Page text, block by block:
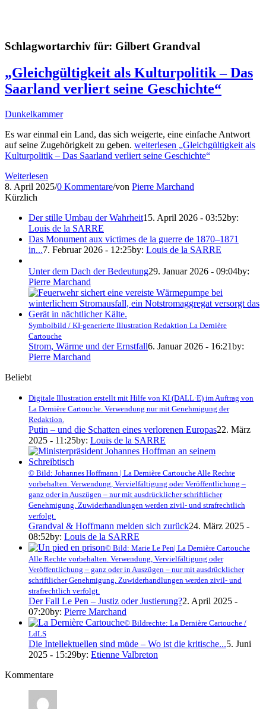
Schlagwortarchiv für: Gilbert Grandval
„Gleichgültigkeit als Kulturpolitik – Das
Saarland verliert seine Geschichte“
Dunkelkammer
Es war einmal ein Land, das sich weigerte, eine einfache Antwort
auf seine Zugehörigkeit zu geben. weiterlesen „Gleichgültigkeit als
Kulturpolitik – Das Saarland verliert seine Geschichte“
Weiterlesen
8. April 2025/0 Kommentare/von Pierre Marchand
Kürzlich
Der stille Umbau der Wahrheit15. April 2026 - 03:52by:
Louis de la SARRE
Das Monument aux victimes de la guerre de 1870–1871
in...7. Februar 2026 - 12:25by: Louis de la SARRE
Unter dem Dach der Bedeutung29. Januar 2026 - 09:04by:
Pierre Marchand
Symbolbild / KI-generierte Illustration Redaktion La Dernière
Cartouche
Strom, Wärme und der Ernstfall6. Januar 2026 - 16:21by:
Pierre Marchand
Beliebt
Digitale Illustration erstellt mit Hilfe von KI (DALL·E) im Auftrag von
La Dernière Cartouche. Verwendung nur mit Genehmigung der
Redaktion.
Putin – und die Schatten eines verlorenen Europas22. März
2025 - 11:25by: Louis de la SARRE
© Bild: Johannes Hoffmann | La Dernière Cartouche Alle Rechte
vorbehalten. Verwendung, Vervielfältigung oder Veröffentlichung –
ganz oder in Auszügen – nur mit ausdrücklicher schriftlicher
Genehmigung. Zuwiderhandlungen werden zivil- und strafrechtlich
verfolgt.
Grandval & Hoffmann melden sich zurück24. März 2025 -
08:52by: Louis de la SARRE
© Bild: Marie Le Pen| La Dernière Cartouche
Alle Rechte vorbehalten. Verwendung, Vervielfältigung oder
Veröffentlichung – ganz oder in Auszügen – nur mit ausdrücklicher
schriftlicher Genehmigung. Zuwiderhandlungen werden zivil- und
strafrechtlich verfolgt.
Der Fall Le Pen – Justiz oder Justierung?2. April 2025 -
07:20by: Pierre Marchand
© Bildrechte: La Dernière Cartouche /
LdLS
Die Intellektuellen sind müde – Wo ist die kritische...5. Juni
2025 - 15:29by: Etienne Valbreton
Kommentare